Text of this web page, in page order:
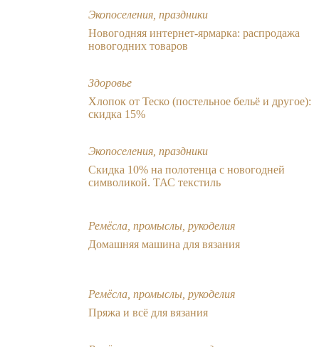
Экопоселения, праздники
Новогодняя интернет-ярмарка: распродажа
новогодних товаров
Здоровье
Хлопок от Теско (постельное бельё и другое):
скидка 15%
Экопоселения, праздники
Скидка 10% на полотенца с новогодней
символикой. ТАС текстиль
Ремёсла, промыслы, рукоделия
Домашняя машина для вязания
Ремёсла, промыслы, рукоделия
Пряжа и всё для вязания